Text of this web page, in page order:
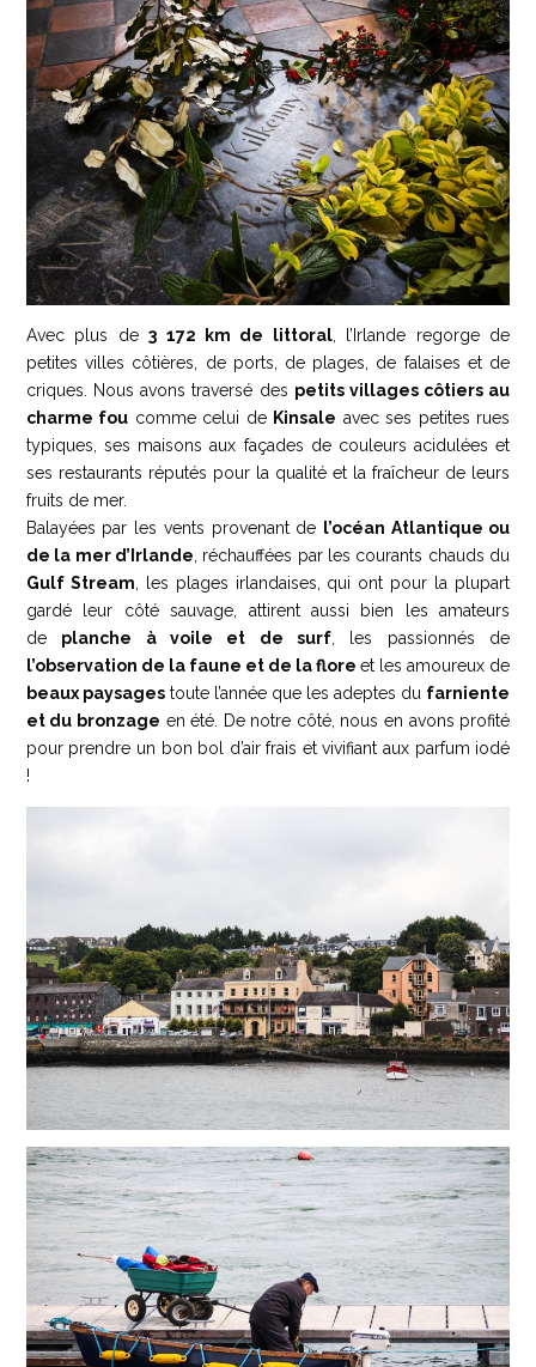
Avec plus de3 172 km de littoral, l’Irlande regorge de
petites villes côtières, de ports, de plages, de falaises et de
criques. Nous avons traversé des petits villages côtiers au
charme fou comme celui de Kinsale avec ses petites rues
typiques, ses maisons aux façades de couleurs acidulées et
ses restaurants réputés pour la qualité et la fraîcheur de leurs
fruits de mer.
Balayées par les vents provenant de l’océan Atlantique ou
de la mer d’Irlande, réchauffées par les courants chauds du
Gulf Stream, les plages irlandaises, qui ont pour la plupart
gardé leur côté sauvage, attirent aussi bien les amateurs
de planche à voile et de surf, les passionnés de
l’observation de la faune et de la floreet les amoureux de
beaux paysagestoute l’année que les adeptes du farniente
et du bronzage en été. De notre côté, nous en avons profité
pour prendre un bon bol d’air frais et vivifiant aux parfum iodé
!